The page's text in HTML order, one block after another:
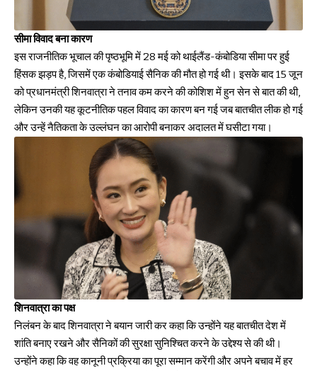
सीमा विवाद बना कारण
इस राजनीतिक भूचाल की पृष्ठभूमि में 28 मई को थाईलैंड-कंबोडिया सीमा पर हुई
हिंसक झड़प है, जिसमें एक कंबोडियाई सैनिक की मौत हो गई थी। इसके बाद 15 जून
को प्रधानमंत्री शिनवात्रा ने तनाव कम करने की कोशिश में हुन सेन से बात की थी,
लेकिन उनकी यह कूटनीतिक पहल विवाद का कारण बन गई जब बातचीत लीक हो गई
और उन्हें नैतिकता के उल्लंघन का आरोपी बनाकर अदालत में घसीटा गया।
शिनवात्रा का पक्ष
निलंबन के बाद शिनवात्रा ने बयान जारी कर कहा कि उन्होंने यह बातचीत देश में
शांति बनाए रखने और सैनिकों की सुरक्षा सुनिश्चित करने के उद्देश्य से की थी।
उन्होंने कहा कि वह कानूनी प्रक्रिया का पूरा सम्मान करेंगी और अपने बचाव में हर